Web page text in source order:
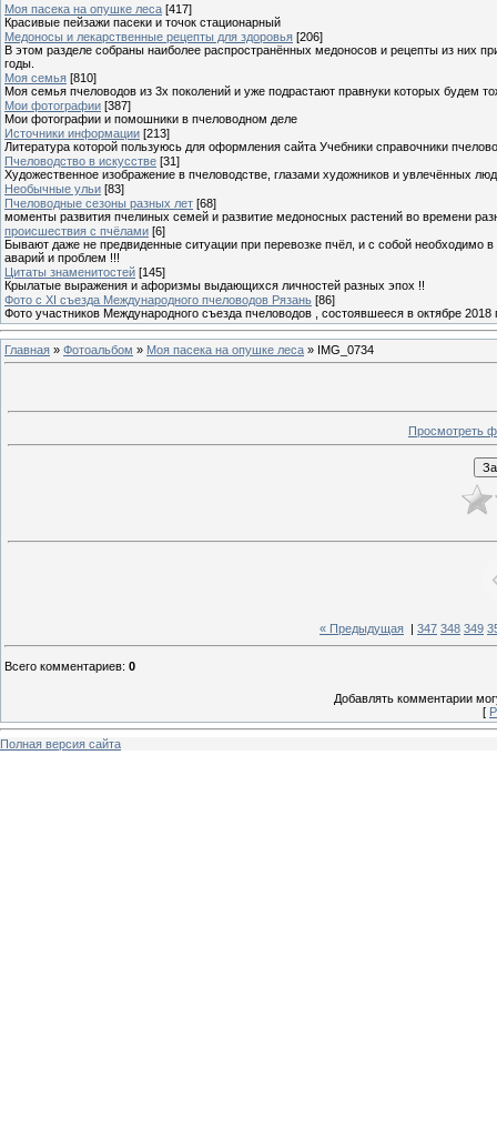
Моя пасека на опушке леса [417]
Красивые пейзажи пасеки и точок стационарный
Медоносы и лекарственные рецепты для здоровья [206]
В этом разделе собраны наиболее распространённых медоносов и рецепты из них
годы.
Моя семья [810]
Моя семья пчеловодов из 3х поколений и уже подрастают правнуки которых будем
Мои фотографии [387]
Мои фотографии и помошники в пчеловодном деле
Источники информации [213]
Литература которой пользуюсь для оформления сайта Учебники справочники
Пчеловодство в искусстве [31]
Художественное изображение в пчеловодстве, глазами художников и увлечённых
Необычные ульи [83]
Пчеловодные сезоны разных лет [68]
моменты развития пчелиных семей и развитие медоносных растений во времени
происшествия с пчёлами [6]
Бывают даже не предвиденные ситуации при перевозке пчёл, и с собой необходимо
аварий и проблем !!!
Цитаты знаменитостей [145]
Крылатые выражения и афоризмы выдающихся личностей разных эпох !!
Фото с XI съезда Международного пчеловодов Рязань [86]
Фото участников Международного съезда пчеловодов , состоявшееся в октябре 2018
Главная » Фотоальбом » Моя пасека на опушке леса » IMG_0734
Просмотреть
« Предыдущая 347 348 349
Всего комментариев: 0
Добавлять комментарии
[
Полная версия сайта